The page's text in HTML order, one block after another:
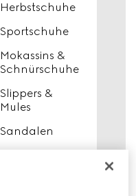
Herbstschuhe
Sportschuhe
Mokassins &
Schnürschuhe
Slippers &
Mules
Sandalen